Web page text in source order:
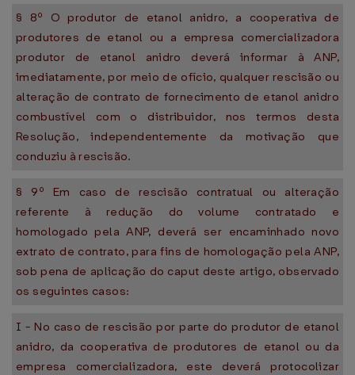
§ 8º O produtor de etanol anidro, a cooperativa de
produtores de etanol ou a empresa comercializadora
produtor de etanol anidro deverá informar à ANP,
imediatamente, por meio de ofício, qualquer rescisão ou
alteração de contrato de fornecimento de etanol anidro
combustível com o distribuidor, nos termos desta
Resolução, independentemente da motivação que
conduziu à rescisão.
§ 9º Em caso de rescisão contratual ou alteração
referente à redução do volume contratado e
homologado pela ANP, deverá ser encaminhado novo
extrato de contrato, para fins de homologação pela ANP,
sob pena de aplicação do caput deste artigo, observado
os seguintes casos:
I - No caso de rescisão por parte do produtor de etanol
anidro, da cooperativa de produtores de etanol ou da
empresa comercializadora, este deverá protocolizar